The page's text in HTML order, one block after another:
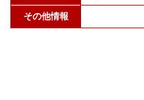
その他情報